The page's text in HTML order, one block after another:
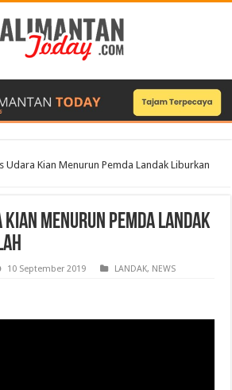
Udara Kian Menurun Pemda Landak Liburkan
Menurun Pemda Landak
10 September 2019 LANDAK, NEWS